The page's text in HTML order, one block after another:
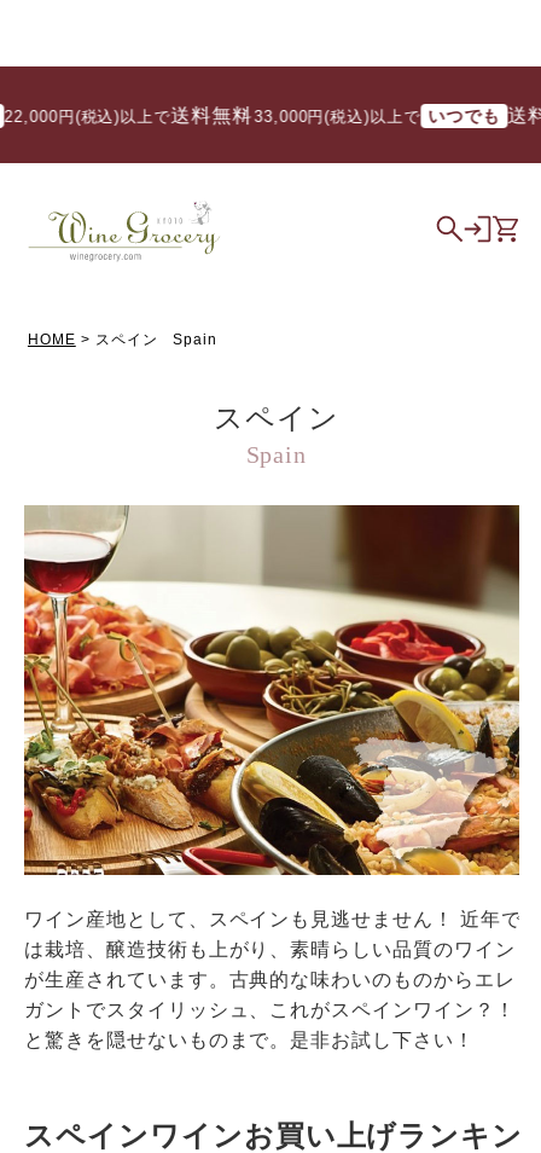
込)以上で送料無料/ 33,000円(税込)以上で いつでも 送料無料
HOME スペイン Spain
スペイン
Spain
ワイン産地として、スペインも見逃せません！ 近年で
は栽培、醸造技術も上がり、素晴らしい品質のワイン
が生産されています。古典的な味わいのものからエレ
ガントでスタイリッシュ、これがスペインワイン？！
と驚きを隠せないものまで。是非お試し下さい！
スペインワインお買い上げランキン